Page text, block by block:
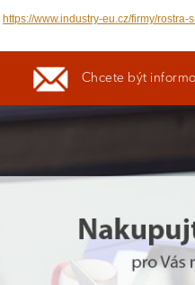
https://www.industry-eu.cz/firmy/rostra-
Chcete být